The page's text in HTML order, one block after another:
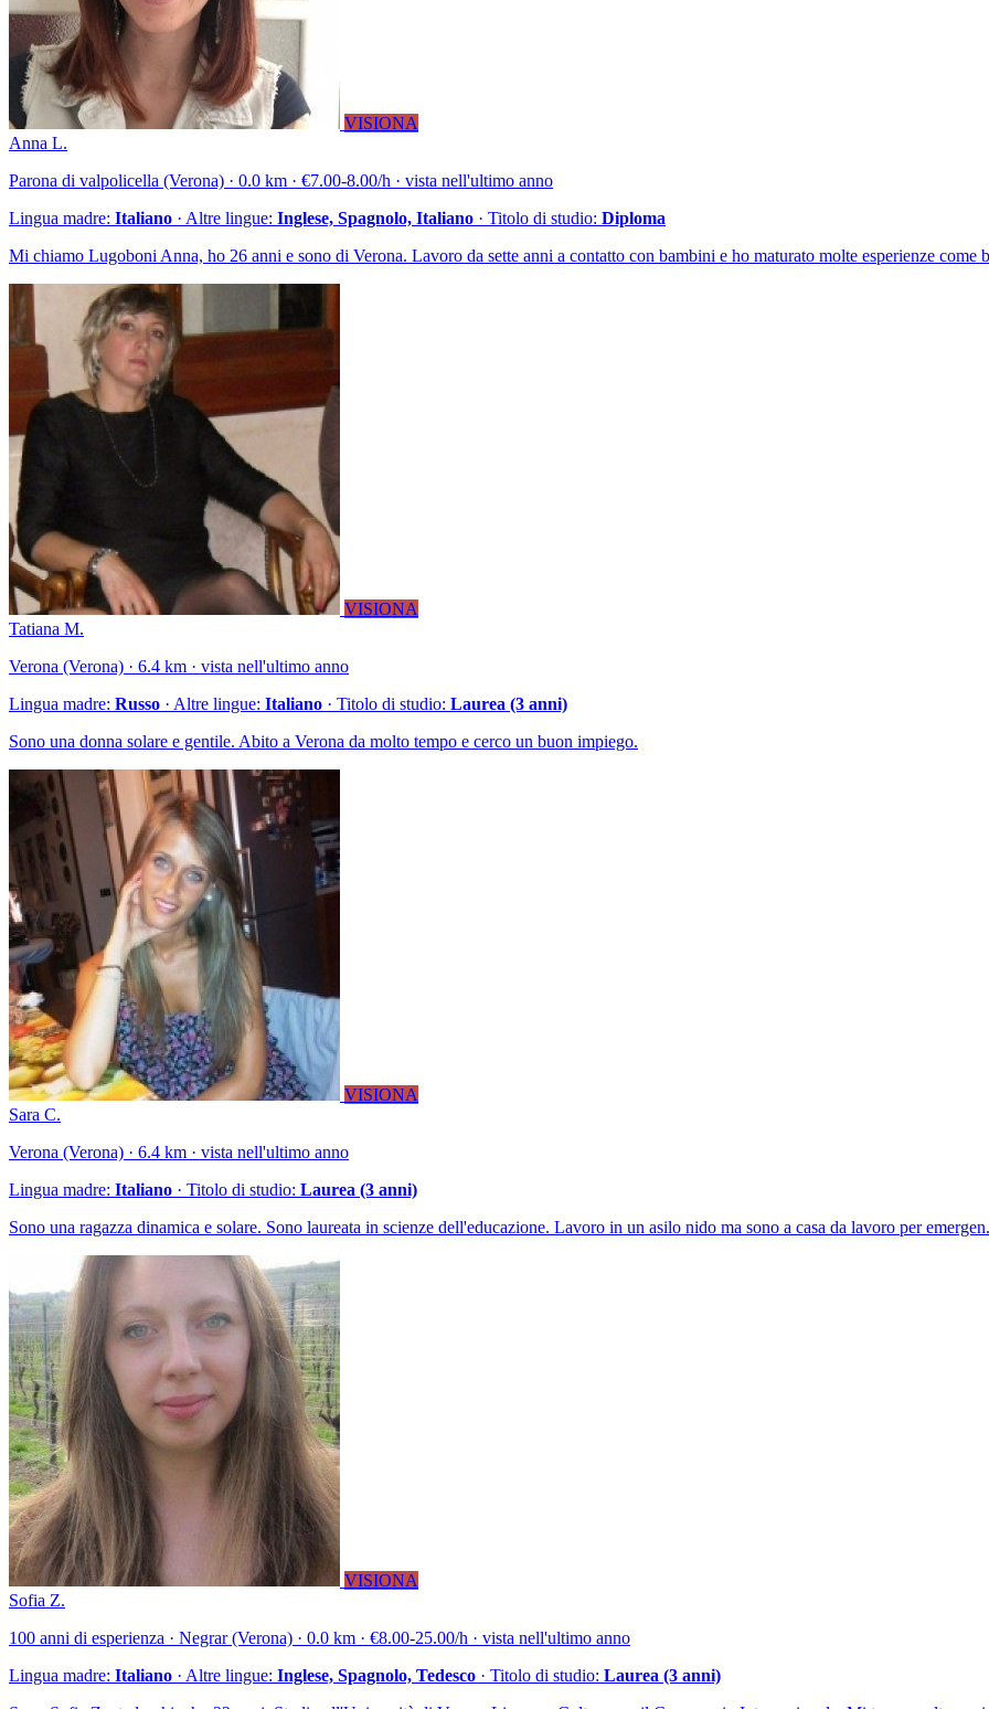
VISIONA
Anna L.
Parona di valpolicella (Verona) · 0.0 km · €7.00-8.00/h · vista nell'ultimo anno
Lingua madre: Italiano · Altre lingue: Inglese, Spagnolo, Italiano · Titolo di studio: Diploma
Mi chiamo Lugoboni Anna, ho 26 anni e sono di Verona. Lavoro da sette anni a contatto con bambini e ho maturato molte esperienze come
VISIONA
Tatiana M.
Verona (Verona) · 6.4 km · vista nell'ultimo anno
Lingua madre: Russo · Altre lingue: Italiano · Titolo di studio: Laurea (3 anni)
Sono una donna solare e gentile. Abito a Verona da molto tempo e cerco un buon impiego.
VISIONA
Sara C.
Verona (Verona) · 6.4 km · vista nell'ultimo anno
Lingua madre: Italiano · Titolo di studio: Laurea (3 anni)
Sono una ragazza dinamica e solare. Sono laureata in scienze dell'educazione. Lavoro in un asilo nido ma sono a casa da lavoro per
VISIONA
Sofia Z.
100 anni di esperienza · Negrar (Verona) · 0.0 km · €8.00-25.00/h · vista nell'ultimo anno
Lingua madre: Italiano · Altre lingue: Inglese, Spagnolo, Tedesco · Titolo di studio: Laurea (3 anni)